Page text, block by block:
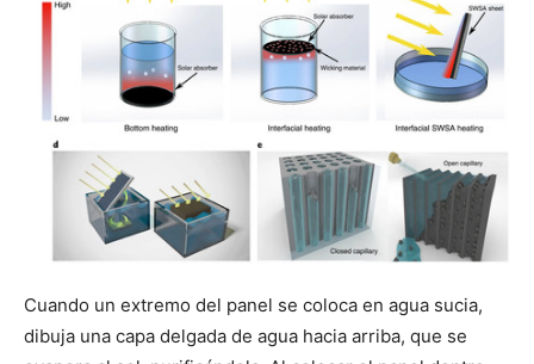
Cuando un extremo del panel se coloca en agua sucia,
dibuja una capa delgada de agua hacia arriba, que se